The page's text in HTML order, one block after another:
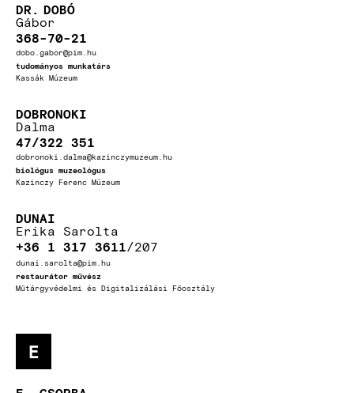
DR. DOBÓ
Gábor
368-70-21
dobo.gabor@pim.hu
tudományos munkatárs
Kassák Múzeum
DOBRONOKI
Dalma
47/322 351
dobronoki.dalma@kazinczymuzeum.hu
biológus muzeológus
Kazinczy Ferenc Múzeum
DUNAI
Erika Sarolta
+36 1 317 3611 207
dunai.sarolta@pim.hu
restaurátor művész
Műtárgyvédelmi és Digitalizálási Főosztály
E